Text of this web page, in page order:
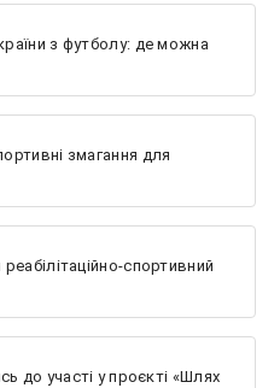
з футболу: де можна
змагання для
спортивний
до участі у проєкті «Шлях